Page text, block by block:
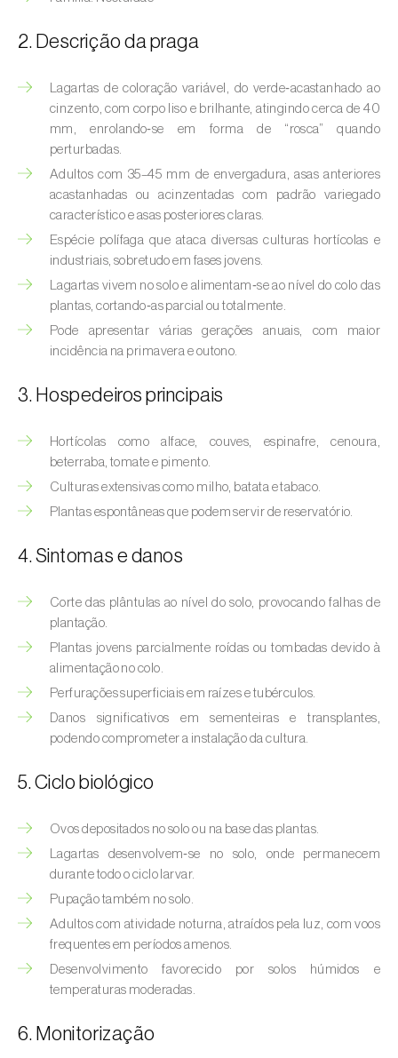
Hyalopterus pruni
Afídeo-lanígero-das-macieiras (
Afídeo-negro-do-feijão (Aphis fabae)
Afídeo-negro-do-pessegueiro
Brachycaudus persicae )
Afídeo-verde ( Myzus persicae
Afídeo-verde-da-ameixeira (Brachycaudus
helichrysi)
Afídeo-verde-da-amendoeira
(
Brachycaudus amygdalinus)
Afídeo-verde-dos-citrinos (
Afídeos
Alfinetes (Agriotes spp.)
Aranhiço-vermelho (
Bichado-da-ameixeira (
funebrana)
)
Bichado-da-castanha-do-tarde (Cydia
fagiglandana)
Bichado-da-fruta ( Cydia pomonella
Borboleta-branca-grande-da-couve (
brassicae)
Borboleta-branca-pequena-da-couve
Pieris rapae)
Broca-africana-do-caule-do-milho
(Busseola fusca)
2. Descrição da praga
Lagartas de coloração variável, do verde‑acastanhado ao
cinzento, com corpo liso e brilhante, atingindo cerca de 40
mm, enrolando‑se em forma de “rosca” quando
perturbadas.
Adultos com 35–45 mm de envergadura, asas anteriores
acastanhadas ou acinzentadas com padrão variegado
característico e asas posteriores claras.
Espécie polífaga que ataca diversas culturas hortícolas e
industriais, sobretudo em fases jovens.
Lagartas vivem no solo e alimentam‑se ao nível do colo das
plantas, cortando‑as parcial ou totalmente.
Pode apresentar várias gerações anuais, com maior
incidência na primavera e outono.
3. Hospedeiros principais
Hortícolas como alface, couves, espinafre, cenoura,
beterraba, tomate e pimento.
Culturas extensivas como milho, batata e tabaco.
Plantas espontâneas que podem servir de reservatório.
4. Sintomas e danos
Corte das plântulas ao nível do solo, provocando falhas de
plantação.
Plantas jovens parcialmente roídas ou tombadas devido à
alimentação no colo.
Perfurações superficiais em raízes e tubérculos.
Danos significativos em sementeiras e transplantes,
podendo comprometer a instalação da cultura.
5. Ciclo biológico
Ovos depositados no solo ou na base das plantas.
Lagartas desenvolvem‑se no solo, onde permanecem
durante todo o ciclo larvar.
Pupação também no solo.
Adultos com atividade noturna, atraídos pela luz, com voos
frequentes em períodos amenos.
Desenvolvimento favorecido por solos húmidos e
temperaturas moderadas.
6. Monitorização